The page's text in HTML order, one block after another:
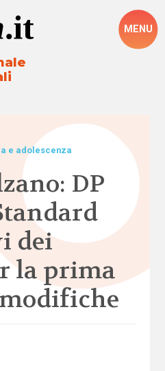
MENU
e adolescenza
DP
dei
la prima